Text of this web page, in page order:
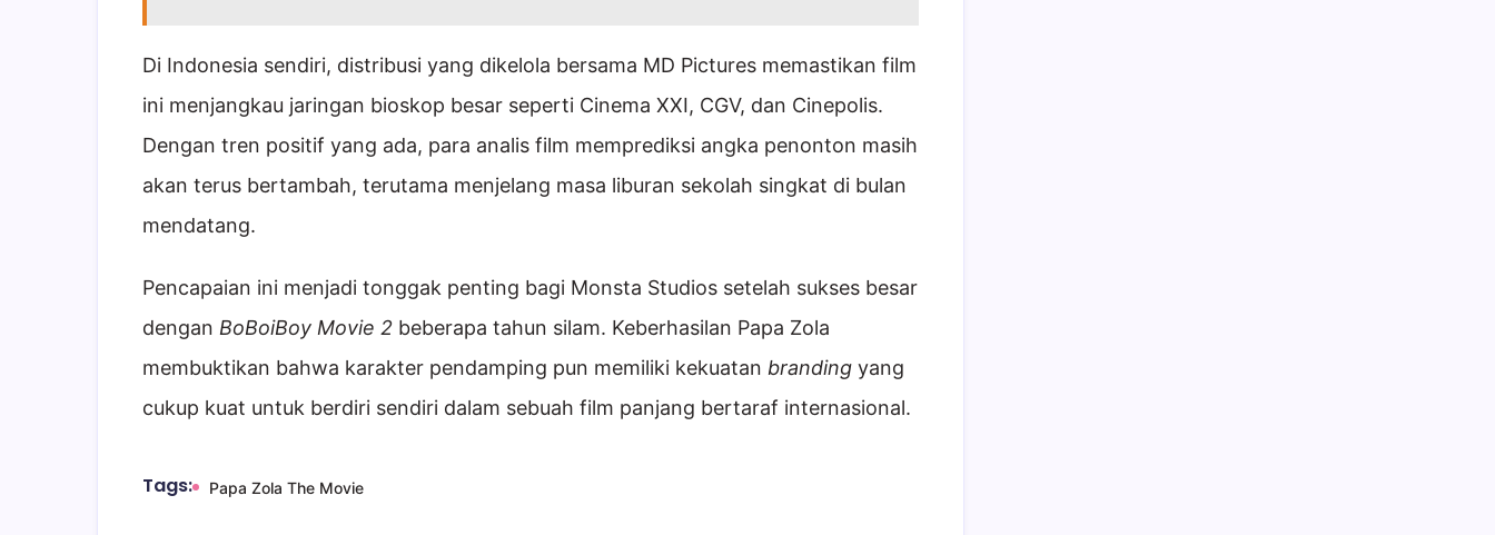
Di Indonesia sendiri, distribusi yang dikelola bersama MD Pictures memastikan film
ini menjangkau jaringan bioskop besar seperti Cinema XXI, CGV, dan Cinepolis.
Dengan tren positif yang ada, para analis film memprediksi angka penonton masih
akan terus bertambah, terutama menjelang masa liburan sekolah singkat di bulan
mendatang.
Pencapaian ini menjadi tonggak penting bagi Monsta Studios setelah sukses besar
dengan BoBoiBoy Movie 2 beberapa tahun silam. Keberhasilan Papa Zola
membuktikan bahwa karakter pendamping pun memiliki kekuatan branding yang
cukup kuat untuk berdiri sendiri dalam sebuah film panjang bertaraf internasional.
Tags: Papa Zola The Movie